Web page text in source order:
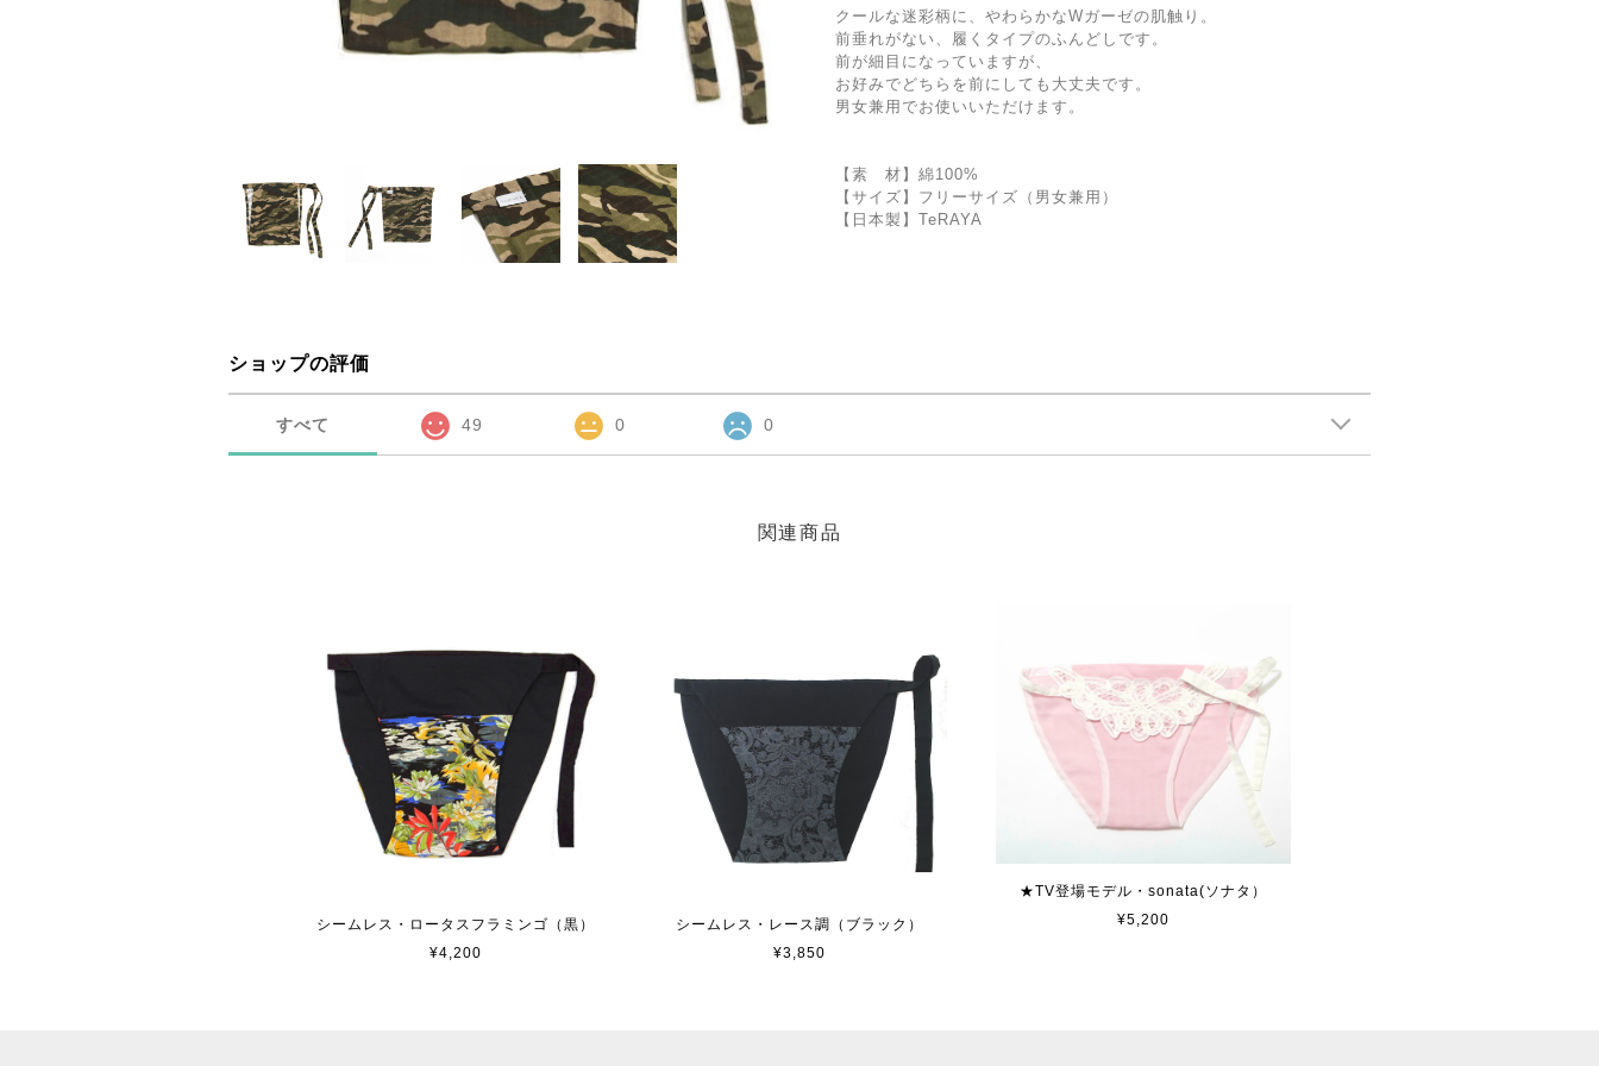
クールな迷彩柄に、やわらかなWガーゼの肌触り。
前垂れがない、履くタイプのふんどしです。
前が細目になっていますが、
お好みでどちらを前にしても大丈夫です。
男女兼用でお使いいただけます。
【素 材】綿100%
【サイズ】フリーサイズ（男女兼用）
【日本製】TeRAYA
ショップの評価
すべて 49 0 0
関連商品
シームレス・ロータスフラミンゴ（黒）
¥4,200
シームレス・レース調（ブラック）
¥3,850
★TV登場モデル・sonata(ソナタ）
¥5,200